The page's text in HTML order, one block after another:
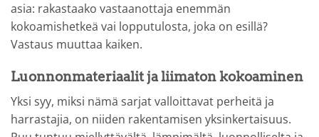
asia: rakastaako vastaanottaja enemmän
kokoamishetkeä vai lopputulosta, joka on esillä?
Vastaus muuttaa kaiken.
Luonnonmateriaalit ja liimaton kokoaminen
Yksi syy, miksi nämä sarjat valloittavat perheitä ja
harrastajia, on niiden rakentamisen yksinkertaisuus.